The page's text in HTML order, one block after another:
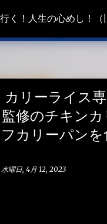
プしてメイン コンテ
カリーライス
修のチキンカ
カリーパンを
水曜日, 4月 12, 2023